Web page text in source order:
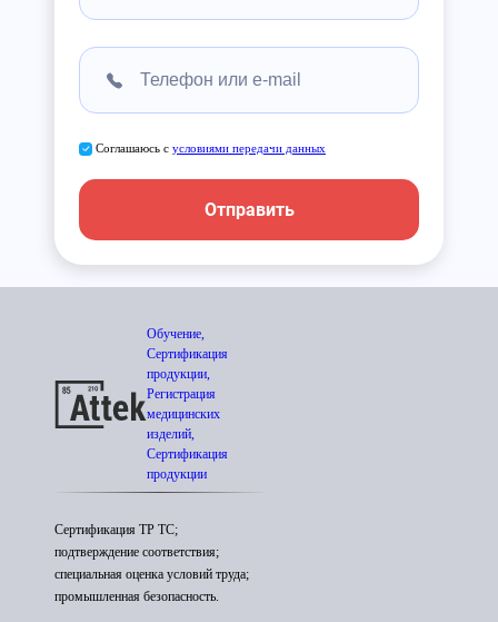
Соглашаюсь с условиями передачи данных
Отправить
Обучение,
Сертификация
продукции,
Регистрация
медицинских
изделий,
Сертификация
продукции
Сертификация ТР ТС;
подтверждение соответствия;
специальная оценка условий труда;
промышленная безопасность.